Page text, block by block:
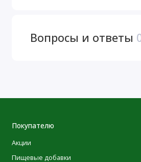
исходом среди детей до 6
Порций в упаковке:
Вопросы и ответы
Покупателю
Акции
Пищевые добавки